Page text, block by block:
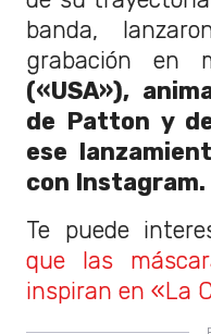
banda,
grabación en
(«USA»),
de Patton y
ese
con Instagram.
Te puede
que las
inspiran en «La